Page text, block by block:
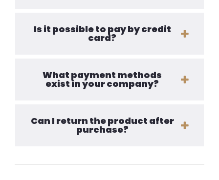
Is it possible to pay by credit
card?
What payment methods
exist in your company?
Can I return the product after
purchase?